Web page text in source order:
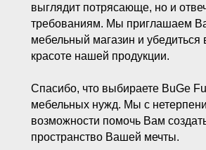
выглядит потрясающе, но и
требованиям. Мы приглашаем
мебельный магазин и убедиться
красоте нашей продукции.
Спасибо, что выбираете BuGe
мебельных нужд. Мы с
возможности помочь Вам
пространство Вашей мечты.